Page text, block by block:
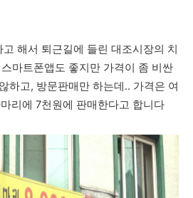
해서 퇴근길에 들린 대조시장의 치
마트폰앱도 좋지만 가격이 좀 비싼
하고, 방문판매만 하는데.. 가격은 여
리에 7천원에 판매한다고 합니다